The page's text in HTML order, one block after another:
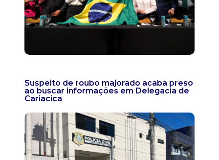
Suspeito de roubo majorado acaba preso
ao buscar informações em Delegacia de
Cariacica